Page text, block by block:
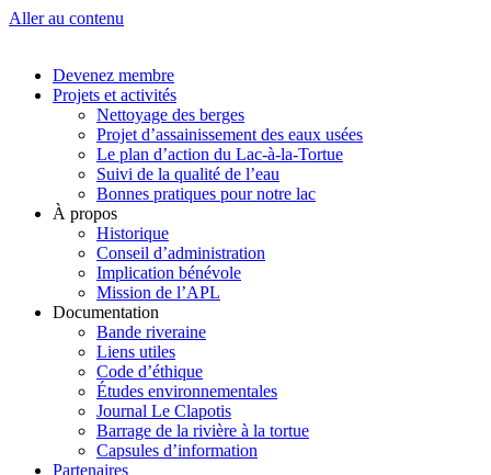
Aller au contenu
Devenez membre
Projets et activités
Nettoyage des berges
Projet d’assainissement des eaux usées
Le plan d’action du Lac-à-la-Tortue
Suivi de la qualité de l’eau
Bonnes pratiques pour notre lac
À propos
Historique
Conseil d’administration
Implication bénévole
Mission de l’APL
Documentation
Bande riveraine
Liens utiles
Code d’éthique
Études environnementales
Journal Le Clapotis
Barrage de la rivière à la tortue
Capsules d’information
Partenaires